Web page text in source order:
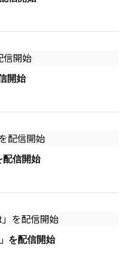
開始
配信開始
を配信開始